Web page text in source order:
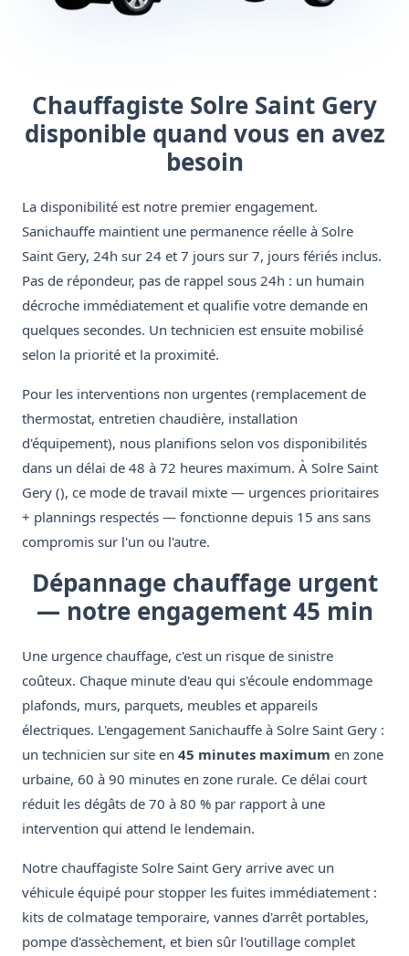
Chauffagiste Solre Saint Gery
disponible quand vous en avez
besoin
La disponibilité est notre premier engagement.
Sanichauffe maintient une permanence réelle à Solre
Saint Gery, 24h sur 24 et 7 jours sur 7, jours fériés inclus.
Pas de répondeur, pas de rappel sous 24h : un humain
décroche immédiatement et qualifie votre demande en
quelques secondes. Un technicien est ensuite mobilisé
selon la priorité et la proximité.
Pour les interventions non urgentes (remplacement de
thermostat, entretien chaudière, installation
d'équipement), nous planifions selon vos disponibilités
dans un délai de 48 à 72 heures maximum. À Solre Saint
Gery (), ce mode de travail mixte — urgences prioritaires
+ plannings respectés — fonctionne depuis 15 ans sans
compromis sur l'un ou l'autre.
Dépannage chauffage urgent
— notre engagement 45 min
Une urgence chauffage, c'est un risque de sinistre
coûteux. Chaque minute d'eau qui s'écoule endommage
plafonds, murs, parquets, meubles et appareils
électriques. L'engagement Sanichauffe à Solre Saint Gery :
un technicien sur site en 45 minutes maximum en zone
urbaine, 60 à 90 minutes en zone rurale. Ce délai court
réduit les dégâts de 70 à 80 % par rapport à une
intervention qui attend le lendemain.
Notre chauffagiste Solre Saint Gery arrive avec un
véhicule équipé pour stopper les fuites immédiatement :
kits de colmatage temporaire, vannes d'arrêt portables,
pompe d'assèchement, et bien sûr l'outillage complet